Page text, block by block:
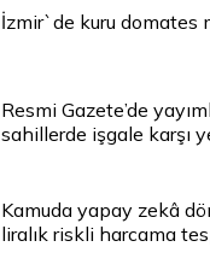
İzmir`de kuru domates
Resmi Gazete’de
sahillerde işgale karşı
Kamuda yapay zekâ
liralık riskli harcama